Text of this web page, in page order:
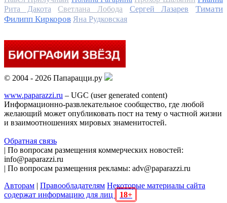
Рита Дакота
Светлана Лобода Сергей Лазарев
Тимати
Филипп Киркоров Яна Рудковская
© 2004 - 2026 Папарацци.ру
www.paparazzi.ru – UGC (user generated content)
Информационно-развлекательное сообщество, где любой
желающий может опубликовать пост на тему о частной жизни
и взаимоотношениях мировых знаменитостей.
Обратная связь
| По вопросам размещения коммерческих новостей:
info@paparazzi.ru
| По вопросам размещения рекламы: adv@paparazzi.ru
Авторам | Правообладателям Некоторые материалы сайта
содержат информацию для лиц
18+